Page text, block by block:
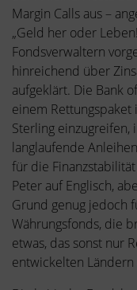
Margin Calls aus –
„Geld her oder
Fondsverwaltern
hinreichend über
aufgeklärt. Die Bank
einem
Sterling einzugreifen,
langlaufende
für die
Peter auf Englisch,
Grund genug jedoch
Währungsfonds, die
etwas, das sonst nur
entwickelten